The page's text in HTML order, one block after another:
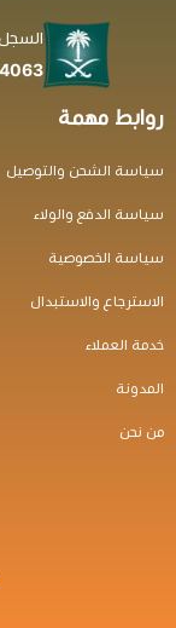
السجل
روابط مهمة
سياسة الشحن والتوصيل
سياسة الدفع والولاء
سياسة الخصوصية
الاسترجاع والاستبدال
خدمة العملاء
المدونة
من نحن